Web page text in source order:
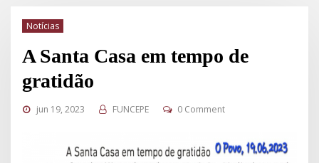
Notícias
A Santa Casa em tempo de
gratidão
jun 19, 2023 FUNCEPE 0 Comment